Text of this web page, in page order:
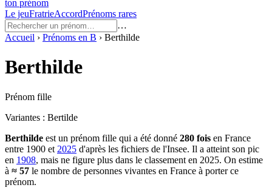
ton prénom
Le jeuFratrieAccordPrénoms rares
…
Accueil › Prénoms en B › Berthilde
Berthilde
Prénom fille
Variantes : Bertilde
Berthilde est un prénom fille qui a été donné 280 fois en France
entre 1900 et 2025 d'après les fichiers de l'Insee. Il a atteint son pic
en 1908, mais ne figure plus dans le classement en 2025. On estime
à ≈ 57 le nombre de personnes vivantes en France à porter ce
prénom.